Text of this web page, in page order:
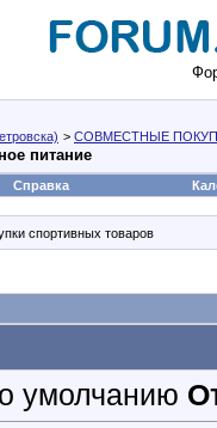
> СОВМЕСТНЫЕ
питание
Справка
спортивных товаров